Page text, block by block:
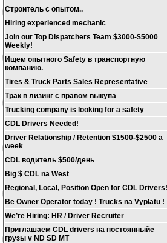
Строитель с опытом..
Hiring experienced mechanic
Join our Top Dispatchers Team $3000-$5000
Weekly!
Ищем опытного Safety в транспортную
компанию.
Tires & Truck Parts Sales Representative
Трак в лизинг с правом выкупа
Trucking company is looking for a safety
CDL Drivers Needed!
Driver Relationship / Retention $1500-$2500 a
week
CDL водитель $500/день
Big $ CDL na West
Regional, Local, Position Open for CDL Drivers!
Be Owner Operator today ! Trucks na Vyplatu !
We’re Hiring: HR / Driver Recruiter
Приглашаем CDL drivers на постоянныйе
грузы v ND SD MT